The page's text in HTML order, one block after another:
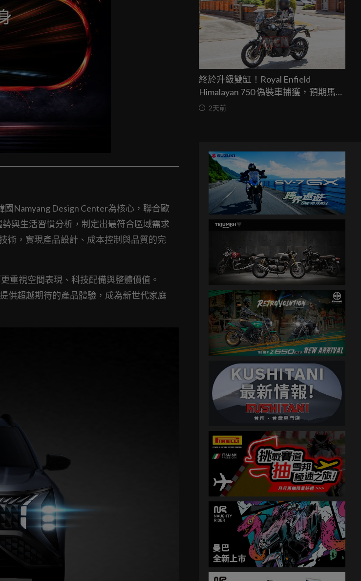
Namyang Design Center為核心，聯合歐
與生活習慣分析，制定出最符合區域需求
術，實現產品設計、成本控制與品質的完
重視空間表現、科技配備與整體價值。
供超越期待的產品體驗，成為新世代家庭
終於升級雙缸！Royal Enfield
Himalayan 750 偽裝車捕獲，預期馬力
突破67匹，最快米蘭車展亮相
2天前